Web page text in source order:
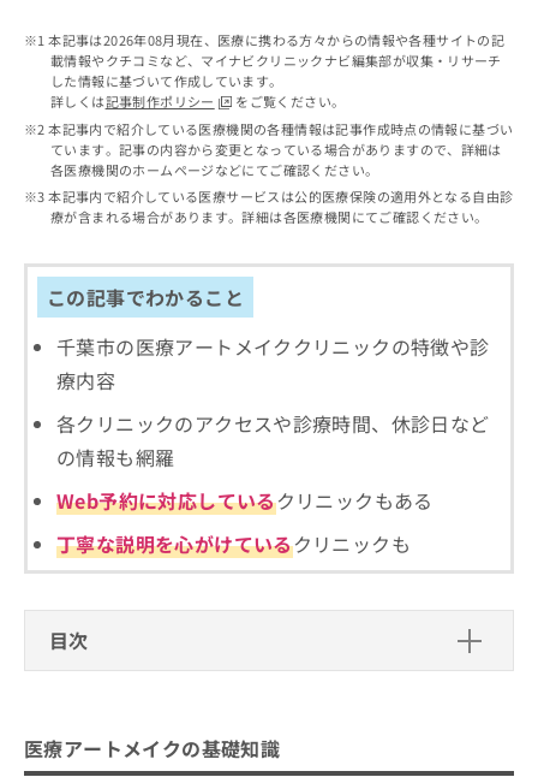
本記事は2026年08月現在、医療に携わる方々からの情報や各種サイトの記
載情報やクチコミなど、マイナビクリニックナビ編集部が収集・リサーチ
した情報に基づいて作成しています。
詳しくは記事制作ポリシー
をご覧ください。
本記事内で紹介している医療機関の各種情報は記事作成時点の情報に基づい
ています。記事の内容から変更となっている場合がありますので、詳細は
各医療機関のホームページなどにてご確認ください。
本記事内で紹介している医療サービスは公的医療保険の適用外となる自由診
療が含まれる場合があります。詳細は各医療機関にてご確認ください。
この記事でわかること
千葉市の医療アートメイククリニックの特徴や診
療内容
各クリニックのアクセスや診療時間、休診日など
の情報も網羅
Web予約に対応しているクリニックもある
丁寧な説明を心がけているクリニックも
目次
医療アートメイクを受ける目安
医療アートメイクのクリニック、どうやって選
べばいい？
医療アートメイクの基礎知識
こち
らは
マイ
ナビ
クリ
ニッ
クナ
ビサ
お問
合せ
フォ
とな
りま
す。
クリ
ニッ
クの
約・
症状
のご
相談
など
せん
い。
こ
の
求
こ
ち
無
報
充
の
込
こ
ち
出
お
合
せ
は
ら
料
ご
請
は
無
料
い